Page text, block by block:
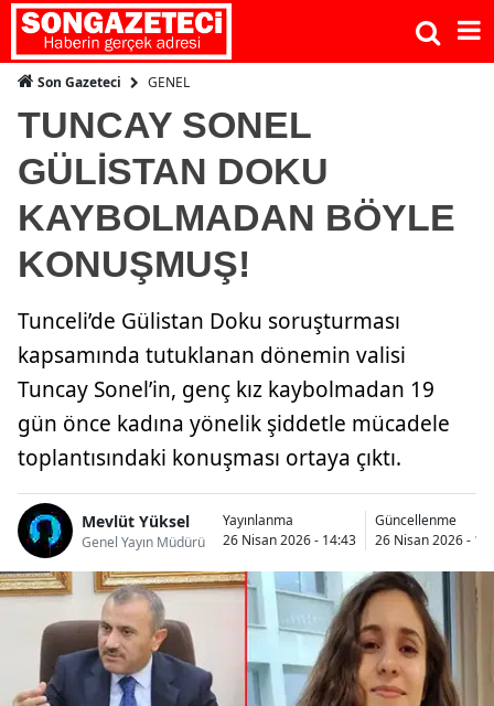
Son Gazeteci GENEL
TUNCAY SONEL
GÜLİSTAN DOKU
KAYBOLMADAN BÖYLE
KONUŞMUŞ!
Tunceli’de Gülistan Doku soruşturması
kapsamında tutuklanan dönemin valisi
Tuncay Sonel’in, genç kız kaybolmadan 19
gün önce kadına yönelik şiddetle mücadele
toplantısındaki konuşması ortaya çıktı.
Mevlüt Yüksel
Genel Yayın Müdürü
Yayınlanma
26 Nisan 2026 - 14:43
Güncellenme
26 Nisan 2026 -